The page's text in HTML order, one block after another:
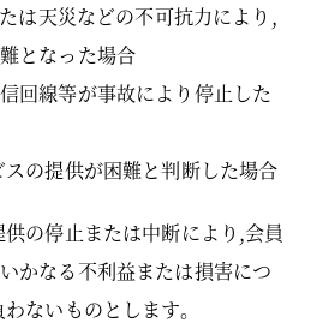
は天災などの不可抗力により,
となった場合
回線等が事故により停止した
の提供が困難と判断した場合
の停止または中断により,会員
かなる不利益または損害につ
ないものとします。